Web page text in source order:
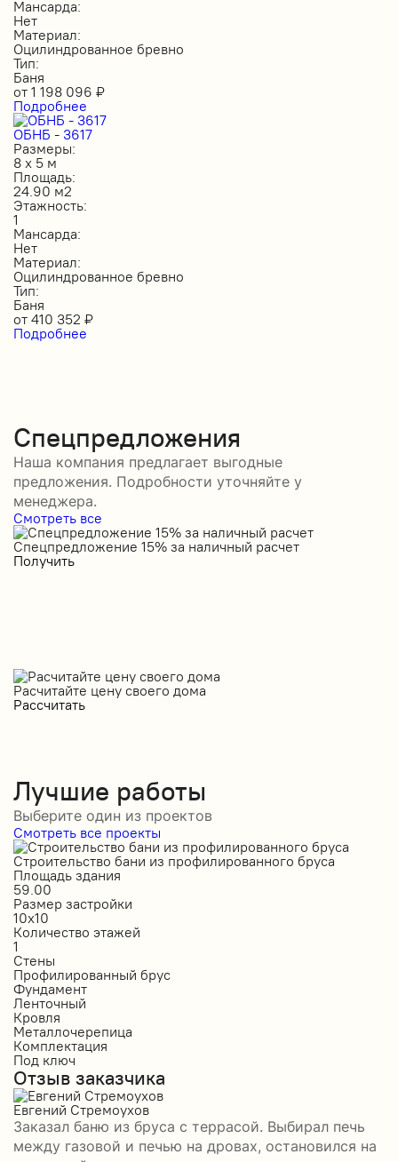
Мансарда:
Нет
Материал:
Оцилиндрованное бревно
Тип:
Баня
от 1 198 096 ₽
Подробнее
ОБНБ - 3617
Размеры:
8 х 5 м
Площадь:
24.90 м2
Этажность:
1
Мансарда:
Нет
Материал:
Оцилиндрованное бревно
Тип:
Баня
от 410 352 ₽
Подробнее
Спецпредложения
Наша компания предлагает выгодные
предложения. Подробности уточняйте у
менеджера.
Смотреть все
Спецпредложение 15% за наличный расчет
Получить
Расчитайте цену своего дома
Рассчитать
Лучшие работы
Выберите один из проектов
Смотреть все проекты
Строительство бани из профилированного бруса
Площадь здания
59.00
Размер застройки
10х10
Количество этажей
1
Стены
Профилированный брус
Фундамент
Ленточный
Кровля
Металлочерепица
Комплектация
Под ключ
Отзыв заказчика
Евгений Стремоухов
Заказал баню из бруса с террасой. Выбирал печь
между газовой и печью на дровах, остановился на